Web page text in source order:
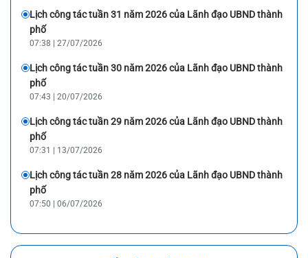
Lịch công tác tuần 31 năm 2026 của Lãnh đạo UBND thành
phố
07:38 | 27/07/2026
Lịch công tác tuần 30 năm 2026 của Lãnh đạo UBND thành
phố
07:43 | 20/07/2026
Lịch công tác tuần 29 năm 2026 của Lãnh đạo UBND thành
phố
07:31 | 13/07/2026
Lịch công tác tuần 28 năm 2026 của Lãnh đạo UBND thành
phố
07:50 | 06/07/2026